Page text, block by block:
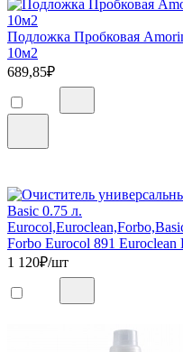
Подложка Пробковая
10м2
689,85₽
Forbo Eurocol 891 Euroclean
1 120₽/шт